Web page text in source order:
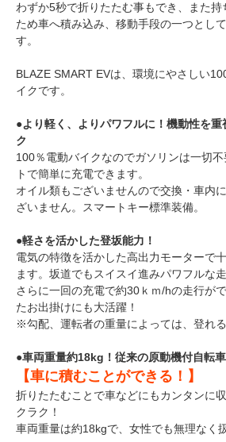
わずか5秒で折りたたむ事もでき、また
ため車へ積み込み、移動手段の一つとし
す。
BLAZE SMART EVは、環境にやさしい
イクです。
●より軽く、よりパワフルに！機動性を重
ク
100％電動バイクなのでガソリンは一切
トで簡単に充電できます。
オイル類もございませんので交換・車内
ざいません。スマートキー標準装備。
●軽さを活かした登坂能力！
電気の特徴を活かした高出力モーターで
ます。坂道でもスイスイ進みパワフルな
さらに一回の充電で約30ｋｍ/hの走行が
たお出掛けにも大活躍！
※勾配、運転者の重量によっては、登れる
●車両重量約18kg！従来の原動機付自転
【車に積むことができる！】
折りたたむことで車などにもカンタンに
クラク！
車両重量は約18kgで、女性でも無理なく